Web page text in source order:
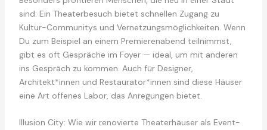
sind: Ein Theaterbesuch bietet schnellen Zugang zu
Kultur-Communitys und Vernetzungsmöglichkeiten. Wenn
Du zum Beispiel an einem Premierenabend teilnimmst,
gibt es oft Gespräche im Foyer — ideal, um mit anderen
ins Gespräch zu kommen. Auch für Designer,
Architekt*innen und Restaurator*innen sind diese Häuser
eine Art offenes Labor, das Anregungen bietet.
Illusion City: Wie wir renovierte Theaterhäuser als Event-